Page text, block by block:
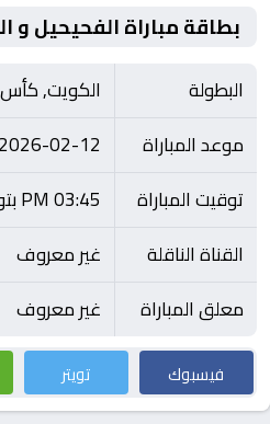
بطاقة مباراة الفحيحيل و
البطولة
الكويت, كأس
موعد المباراة
2026-02-12
توقيت المباراة
03:45 PM بتوقيت مصر
القناة الناقلة
غير معروف
معلق المباراة
غير معروف
فيسبوك تويتر